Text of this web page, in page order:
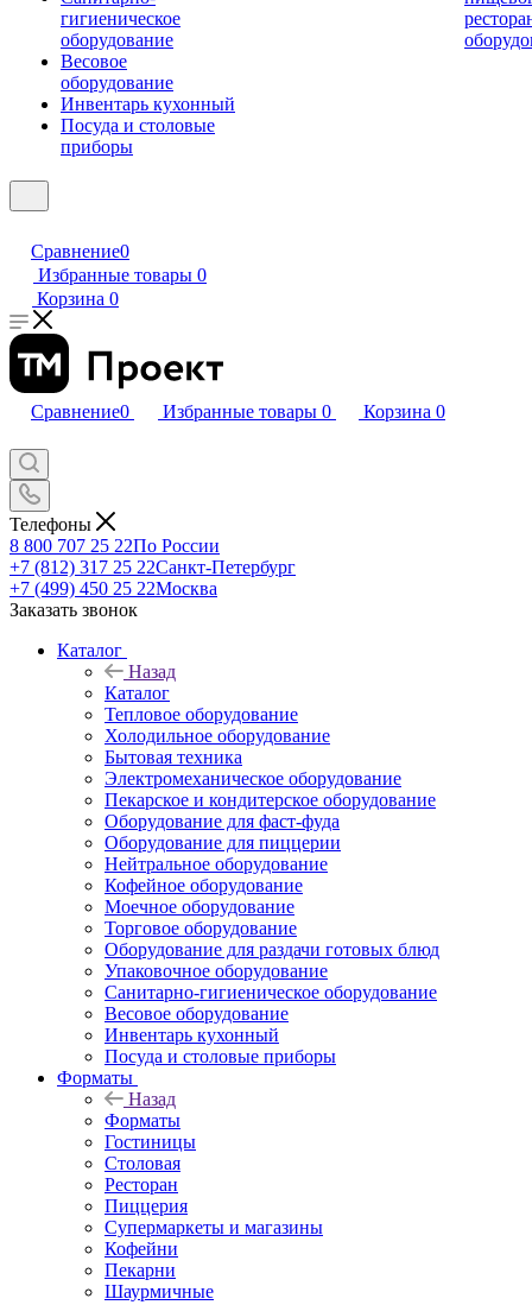
гигиеническое
оборудование
Весовое
оборудование
Инвентарь кухонный
Посуда и столовые
приборы
Сравнение0
Избранные товары 0
Корзина 0
Сравнение0 Избранные товары 0 Корзина 0
Телефоны
8 800 707 25 22По России
+7 (812) 317 25 22Санкт-Петербург
+7 (499) 450 25 22Москва
Заказать звонок
Каталог
Назад
Каталог
Тепловое оборудование
Холодильное оборудование
Бытовая техника
Электромеханическое оборудование
Пекарское и кондитерское оборудование
Оборудование для фаст-фуда
Оборудование для пиццерии
Нейтральное оборудование
Кофейное оборудование
Моечное оборудование
Торговое оборудование
Оборудование для раздачи готовых блюд
Упаковочное оборудование
Санитарно-гигиеническое оборудование
Весовое оборудование
Инвентарь кухонный
Посуда и столовые приборы
Форматы
Назад
Форматы
Гостиницы
Столовая
Ресторан
Пиццерия
Супермаркеты и магазины
Кофейни
Пекарни
Шаурмичные